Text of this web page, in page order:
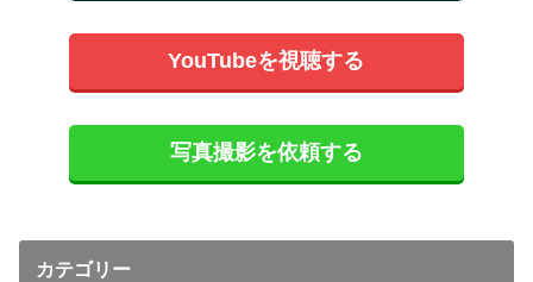
YouTubeを視聴する
写真撮影を依頼する
カテゴリー